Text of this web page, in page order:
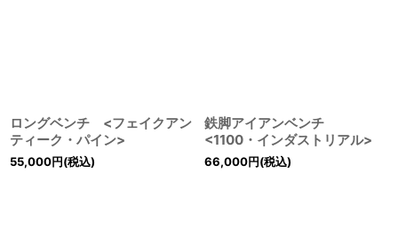
ロングベンチ <フェイクアン
ティーク・パイン>
55,000円(税込)
鉄脚アイアンベンチ
<1100・インダストリアル>
66,000円(税込)